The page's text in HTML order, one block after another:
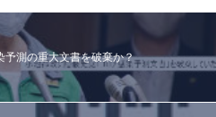
予測の重大文書を破棄か？